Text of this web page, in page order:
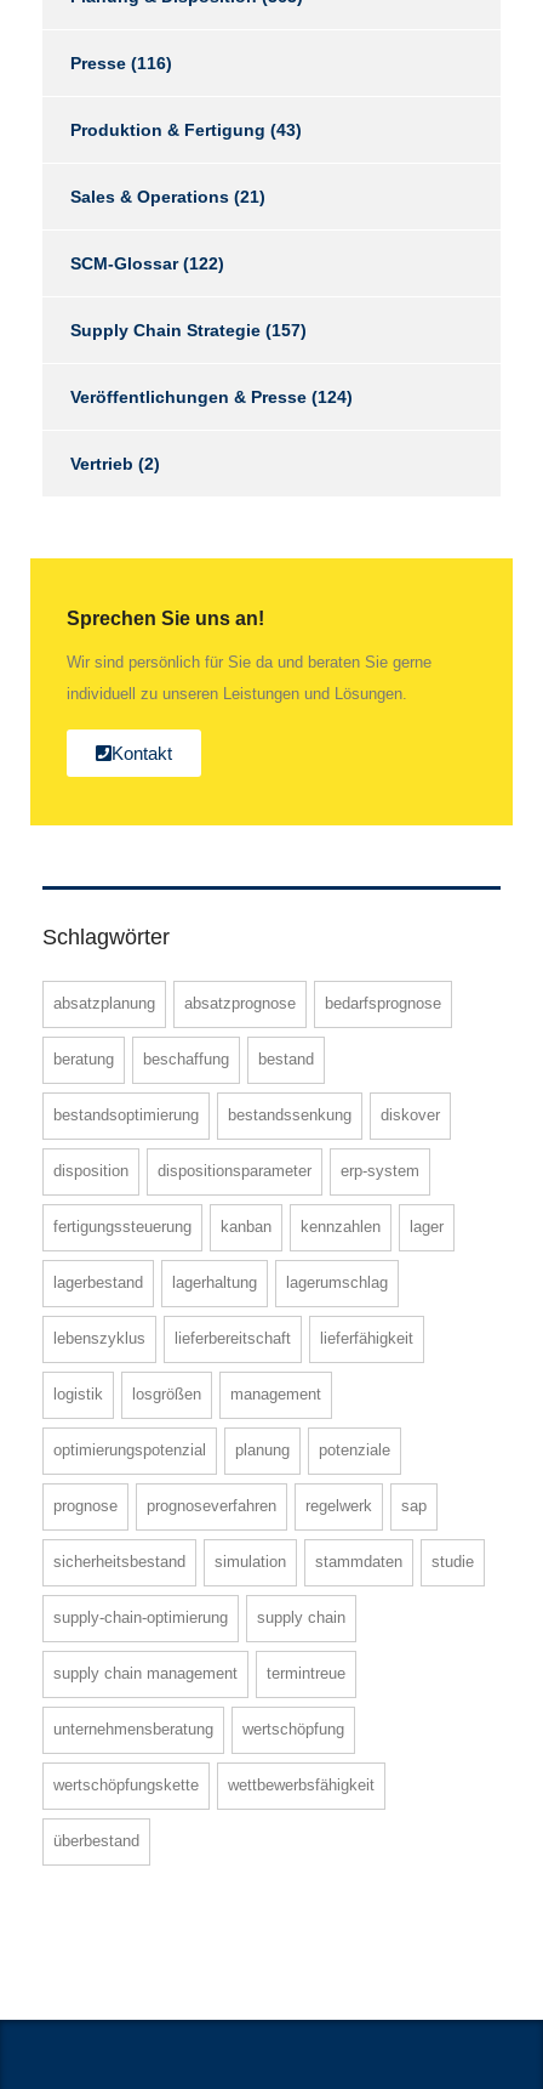
Presse (116)
Produktion & Fertigung (43)
Sales & Operations (21)
SCM-Glossar(122)
Supply Chain Strategie (157)
Veröffentlichungen & Presse (124)
Vertrieb (2)
Sprechen Sie uns an!
Wir sind persönlich für Sie da und beraten Sie gerne
individuell zu unseren Leistungen und Lösungen.
Kontakt
Schlagwörter
absatzplanung absatzprognose bedarfsprognose
beratung beschaffung bestand
bestandsoptimierung bestandssenkung diskover
disposition dispositionsparameter erp-system
fertigungssteuerung kanban kennzahlen lager
lagerbestand lagerhaltung lagerumschlag
lebenszyklus lieferbereitschaft lieferfähigkeit
logistik losgrößen management
optimierungspotenzial planung potenziale
prognose prognoseverfahren regelwerk sap
sicherheitsbestand simulation stammdaten studie
supply-chain-optimierung supply chain
supply chain management termintreue
unternehmensberatung wertschöpfung
wertschöpfungskette wettbewerbsfähigkeit
überbestand